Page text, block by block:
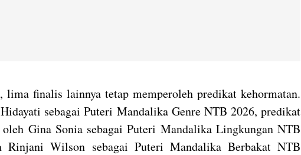
lima finalis lainnya tetap memperoleh predikat kehormatan.
sebagai Puteri Mandalika Genre NTB 2026, predikat
Gina Sonia sebagai Puteri Mandalika Lingkungan NTB
Rinjani Wilson sebagai Puteri Mandalika Berbakat NTB